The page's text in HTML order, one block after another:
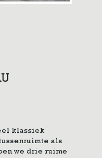
klassiek
als
we drie ruime